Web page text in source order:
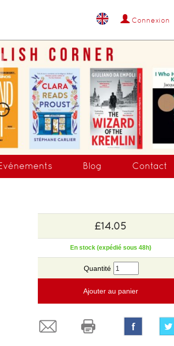
Connexion
Blog Contact
£14.05
En stock (expédié sous 48h)
Quantité
Ajouter au panier